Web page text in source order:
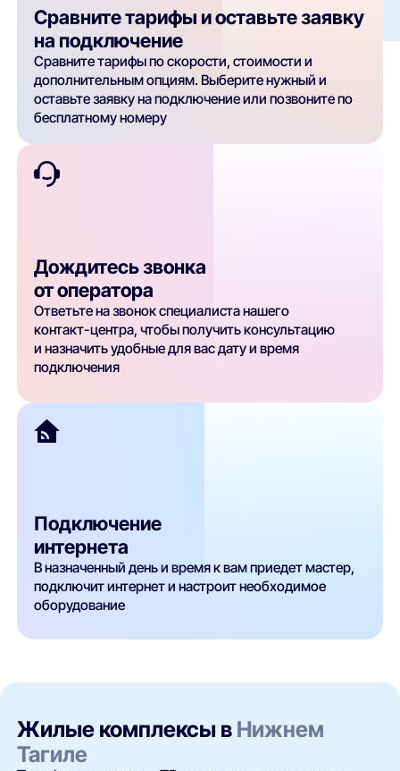
Сравните тарифы и оставьте заявку
на подключение
Сравните тарифы по скорости, стоимости и
дополнительным опциям. Выберите нужный и
оставьте заявку на подключение или позвоните по
бесплатному номеру
Дождитесь звонка
от оператора
Ответьте на звонок специалиста нашего
контакт-центра, чтобы получить консультацию
и назначить удобные для вас дату и время
подключения
Подключение
интернета
В назначенный день и время к вам приедет мастер,
подключит интернет и настроит необходимое
оборудование
Жилые комплексы в Нижнем
Тагиле